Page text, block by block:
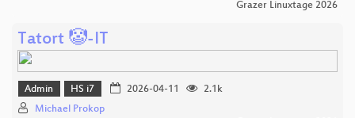
Grazer Linuxtage 2026
Tatort 🤡-IT
Admin HS i7 2026-04-11
2.1k
Michael Prokop